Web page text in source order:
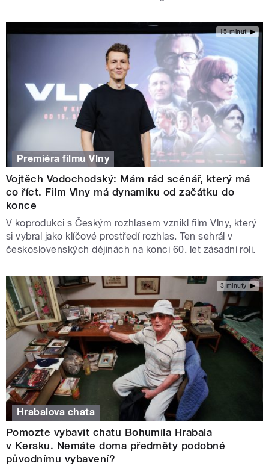
15 minut
Premiéra filmu Vlny
Vojtěch Vodochodský: Mám rád scénář, který má
co říct. Film Vlny má dynamiku od začátku do
konce
V koprodukci s Českým rozhlasem vznikl film Vlny, který
si vybral jako klíčové prostředí rozhlas. Ten sehrál v
československých dějinách na konci 60. let zásadní roli.
3 minuty
Hrabalova chata
Pomozte vybavit chatu Bohumila Hrabala
v Kersku. Nemáte doma předměty podobné
původnímu vybavení?